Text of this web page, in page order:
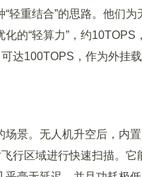
重结合”的思路。他们为
的“轻算力”，约
达100TOPS，作为外挂
。无人机升空后，内置
飞行区域进行快速扫描。